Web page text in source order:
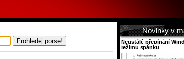
Novinky v
Neustálé přepínání
režimu spánku